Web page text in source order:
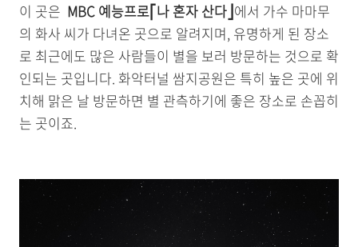
이 곳은 MBC 예능프로⎡나 혼자 산다⎦에서 가수 마마무
의 화사 씨가 다녀온 곳으로 알려지며, 유명하게 된 장소
로 최근에도 많은 사람들이 별을 보러 방문하는 것으로 확
인되는 곳입니다. 화악터널 쌈지공원은 특히 높은 곳에 위
치해 맑은 날 방문하면 별 관측하기에 좋은 장소로 손꼽히
는 곳이죠.